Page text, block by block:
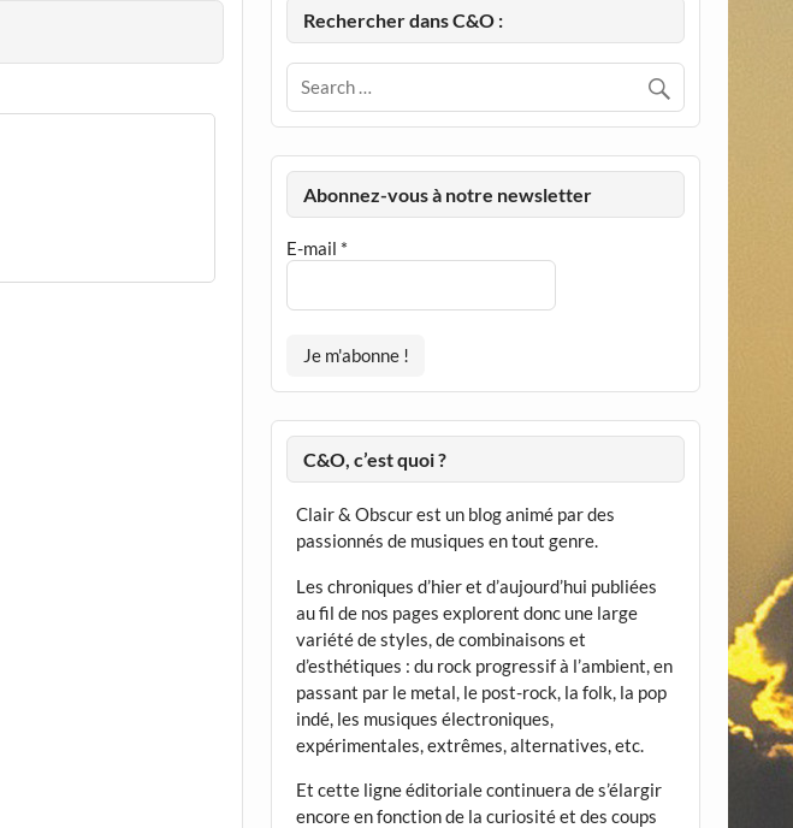
Rechercher dans C&O :
Abonnez-vous à notre newsletter
E-mail *
C&O, c’est quoi ?
Clair & Obscur est un blog animé par des
passionnés de musiques en tout genre.
Les chroniques d’hier et d’aujourd’hui publiées
au fil de nos pages explorent donc une large
variété de styles, de combinaisons et
d’esthétiques : du rock progressif à l’ambient, en
passant par le metal, le post-rock, la folk, la pop
indé, les musiques électroniques,
expérimentales, extrêmes, alternatives, etc.
Et cette ligne éditoriale continuera de s’élargir
encore en fonction de la curiosité et des coups